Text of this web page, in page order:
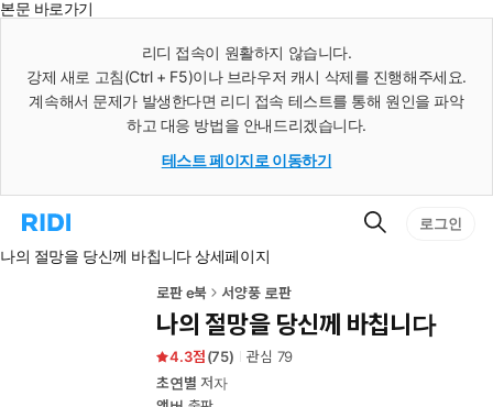
본문 바로가기
리디 접속이 원활하지 않습니다.
강제 새로 고침(Ctrl + F5)이나 브라우저 캐시 삭제를 진행해주세요.
계속해서 문제가 발생한다면 리디 접속 테스트를 통해 원인을 파악
하고 대응 방법을 안내드리겠습니다.
테스트 페이지로 이동하기
리
홈
검
로그인
나의 절망을 당신께 바칩니다 상세페이지
로판 e북 서양풍 로판
나의 절망을 당신께 바칩니다
4.3 (75) 관심 79
초연별 저자